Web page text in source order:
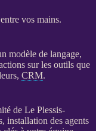
vos mains.
modèle de langage,
sur les outils que
CRM.
de Le Plessis-
installation des agents